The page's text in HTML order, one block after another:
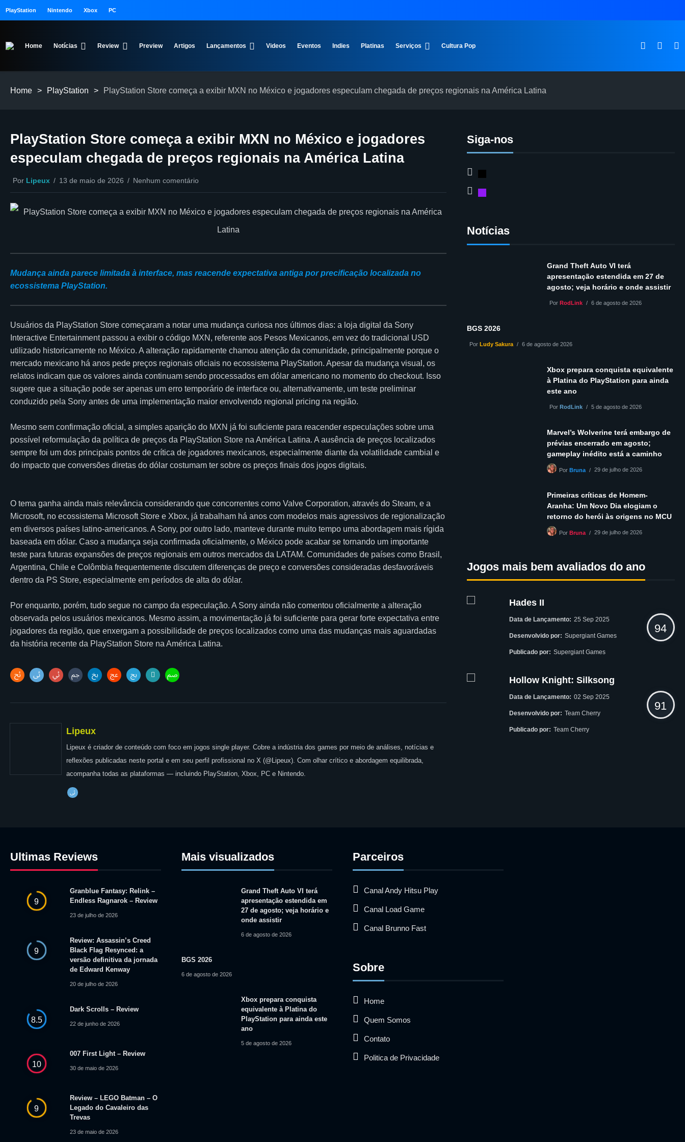
PlayStation Nintendo Xbox PC
Home Notícias Review Preview Artigos Lançamentos Videos Eventos Indies Platinas Serviços Cultura Pop
Home > PlayStation > PlayStation Store começa a exibir MXN no México e jogadores especulam chegada de preços regionais na América Latina
PlayStation Store começa a exibir MXN no México e jogadores
especulam chegada de preços regionais na América Latina
Por Lipeux 13 de maio de 2026 Nenhum comentário
Mudança ainda parece limitada à interface, mas reacende expectativa antiga por precificação localizada no
ecossistema PlayStation.
Usuários da PlayStation Store começaram a notar uma mudança curiosa nos últimos dias: a loja digital da Sony
Interactive Entertainment passou a exibir o código MXN, referente aos Pesos Mexicanos, em vez do tradicional USD
utilizado historicamente no México. A alteração rapidamente chamou atenção da comunidade, principalmente porque o
mercado mexicano há anos pede preços regionais oficiais no ecossistema PlayStation. Apesar da mudança visual, os
relatos indicam que os valores ainda continuam sendo processados em dólar americano no momento do checkout. Isso
sugere que a situação pode ser apenas um erro temporário de interface ou, alternativamente, um teste preliminar
conduzido pela Sony antes de uma implementação maior envolvendo regional pricing na região.
Mesmo sem confirmação oficial, a simples aparição do MXN já foi suficiente para reacender especulações sobre uma
possível reformulação da política de preços da PlayStation Store na América Latina. A ausência de preços localizados
sempre foi um dos principais pontos de crítica de jogadores mexicanos, especialmente diante da volatilidade cambial e
do impacto que conversões diretas do dólar costumam ter sobre os preços finais dos jogos digitais.
O tema ganha ainda mais relevância considerando que concorrentes como Valve Corporation, através do Steam, e a
Microsoft, no ecossistema Microsoft Store e Xbox, já trabalham há anos com modelos mais agressivos de regionalização
em diversos países latino-americanos. A Sony, por outro lado, manteve durante muito tempo uma abordagem mais rígida
baseada em dólar. Caso a mudança seja confirmada oficialmente, o México pode acabar se tornando um importante
teste para futuras expansões de preços regionais em outros mercados da LATAM. Comunidades de países como Brasil,
Argentina, Chile e Colômbia frequentemente discutem diferenças de preço e conversões consideradas desfavoráveis
dentro da PS Store, especialmente em períodos de alta do dólar.
Por enquanto, porém, tudo segue no campo da especulação. A Sony ainda não comentou oficialmente a alteração
observada pelos usuários mexicanos. Mesmo assim, a movimentação já foi suficiente para gerar forte expectativa entre
jogadores da região, que enxergam a possibilidade de preços localizados como uma das mudanças mais aguardadas
da história recente da PlayStation Store na América Latina.
Lipeux
Lipeux é criador de conteúdo com foco em jogos single player. Cobre a indústria dos games por meio de análises, notícias e
reflexões publicadas neste portal e em seu perfil profissional no X (@Lipeux). Com olhar crítico e abordagem equilibrada,
acompanha todas as plataformas — incluindo PlayStation, Xbox, PC e Nintendo.
Siga-nos
Notícias
Grand Theft Auto VI terá
apresentação estendida em 27 de
agosto; veja horário e onde assistir
Por RodLink 6 de agosto de 2026
BGS 2026
PorLudy Sakura 6 de agosto de 2026
Xbox prepara conquista equivalente
à Platina do PlayStation para ainda
este ano
Por RodLink 5 de agosto de 2026
Marvel’s Wolverine terá embargo de
prévias encerrado em agosto;
gameplay inédito está a caminho
PorBruna 29 de julho de 2026
Primeiras críticas de Homem-
Aranha: Um Novo Dia elogiam o
retorno do herói às origens no MCU
PorBruna 29 de julho de 2026
Jogos mais bem avaliados do ano
Hades II
Data de Lançamento: 25 Sep 2025
Desenvolvido por: Supergiant Games
Publicado por: Supergiant Games
94
Hollow Knight: Silksong
Data de Lançamento: 02 Sep 2025
Desenvolvido por: Team Cherry
Publicado por: Team Cherry
91
Ultimas Reviews
9
Granblue Fantasy: Relink –
Endless Ragnarok – Review
23 de julho de 2026
9
Review: Assassin’s Creed
Black Flag Resynced: a
versão definitiva da jornada
de Edward Kenway
20 de julho de 2026
8.5
Dark Scrolls – Review
22 de junho de 2026
10
007 First Light – Review
30 de maio de 2026
9
Review – LEGO Batman – O
Legado do Cavaleiro das
Trevas
23 de maio de 2026
Mais visualizados
Grand Theft Auto VI terá
apresentação estendida em
27 de agosto; veja horário e
onde assistir
6 de agosto de 2026
BGS 2026
6 de agosto de 2026
Xbox prepara conquista
equivalente à Platina do
PlayStation para ainda este
ano
5 de agosto de 2026
Parceiros
Canal Andy Hitsu Play
Canal Load Game
Canal Brunno Fast
Sobre
Home
Quem Somos
Contato
Politica de Privacidade